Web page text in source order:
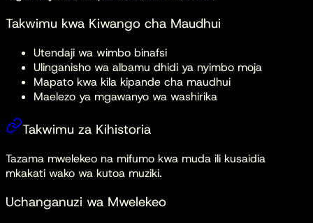
Takwimu kwa Kiwango cha Maudhui
Utendaji wa wimbo binafsi
Ulinganisho wa albamu dhidi ya nyimbo moja
Mapato kwa kila kipande cha maudhui
Maelezo ya mgawanyo wa washirika
Takwimu za Kihistoria
Tazama mwelekeo na mifumo kwa muda ili kusaidia
mkakati wako wa kutoa muziki.
Uchanganuzi wa Mwelekeo